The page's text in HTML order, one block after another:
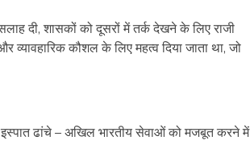
दी, शासकों को दूसरों में तर्क देखने के लिए राजी
व्यावहारिक कौशल के लिए महत्व दिया जाता था, जो
ढांचे – अखिल भारतीय सेवाओं को मजबूत करने में